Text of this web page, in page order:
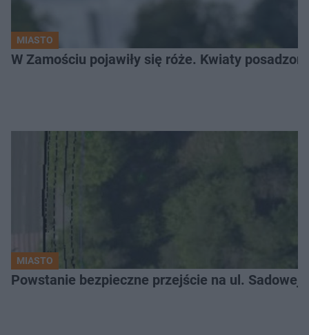
MIASTO
W Zamościu pojawiły się róże. Kwiaty
MIASTO